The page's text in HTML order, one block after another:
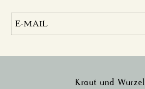
Kraut und Wurzel